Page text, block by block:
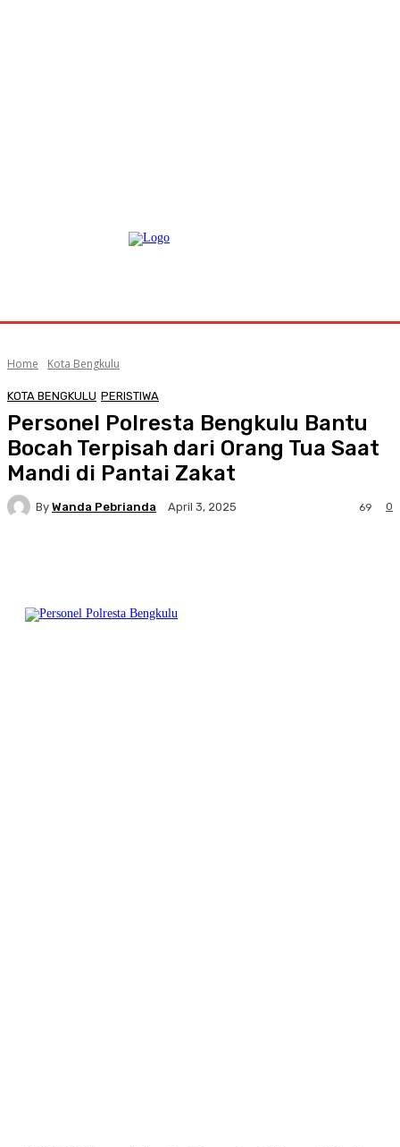
Home Kota Bengkulu
KOTA BENGKULU PERISTIWA
Personel Polresta Bengkulu Bantu
Bocah Terpisah dari Orang Tua Saat
Mandi di Pantai Zakat
By Wanda Pebrianda April 3, 2025 0
69